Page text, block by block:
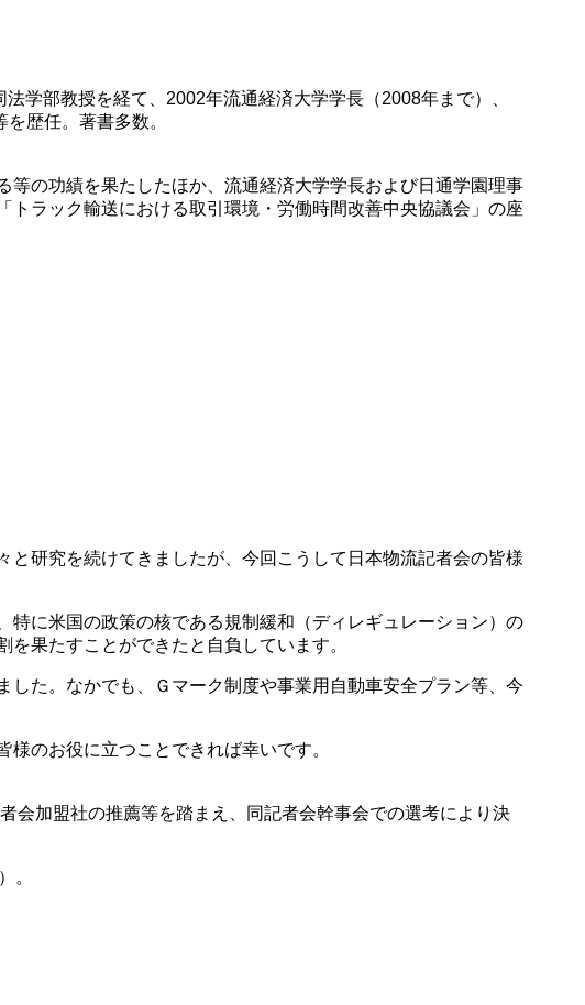
学部教授を経て、2002年流通経済大学学長（2008年まで）、
歴任。著書多数。
の功績を果たしたほか、流通経済大学学長および日通学園理事
ラック輸送における取引環境・労働時間改善中央協議会」の座
研究を続けてきましたが、今回こうして日本物流記者会の皆様
に米国の政策の核である規制緩和（ディレギュレーション）の
果たすことができたと自負しています。
た。なかでも、Ｇマーク制度や事業用自動車安全プラン等、今
のお役に立つことできれば幸いです。
会加盟社の推薦等を踏まえ、同記者会幹事会での選考により決
。